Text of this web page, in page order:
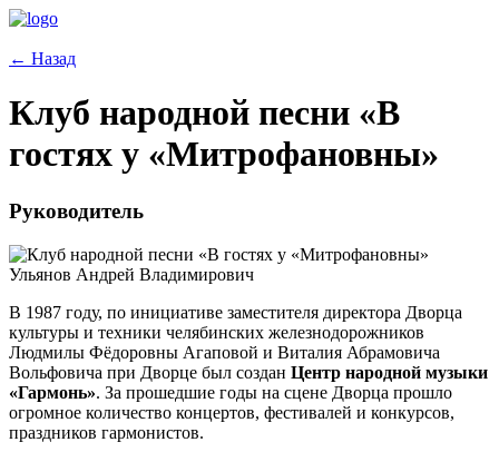
← Назад
Клуб народной песни «В
гостях у «Митрофановны»
Руководитель
Ульянов Андрей Владимирович
В 1987 году, по инициативе заместителя директора Дворца
культуры и техники челябинских железнодорожников
Людмилы Фёдоровны Агаповой и Виталия Абрамовича
Вольфовича при Дворце был создан Центр народной музыки
«Гармонь». За прошедшие годы на сцене Дворца прошло
огромное количество концертов, фестивалей и конкурсов,
праздников гармонистов.